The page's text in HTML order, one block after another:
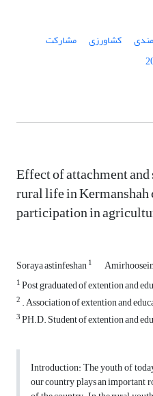
کشاورزی
مشارکت
Effect of attachment
rural life in
participation in
Soraya astinfeshan1
1Post graduated of extention and
2 . Association of extention and
3PH.D. Student of extention and
Introduction: The youth of
our country plays an important